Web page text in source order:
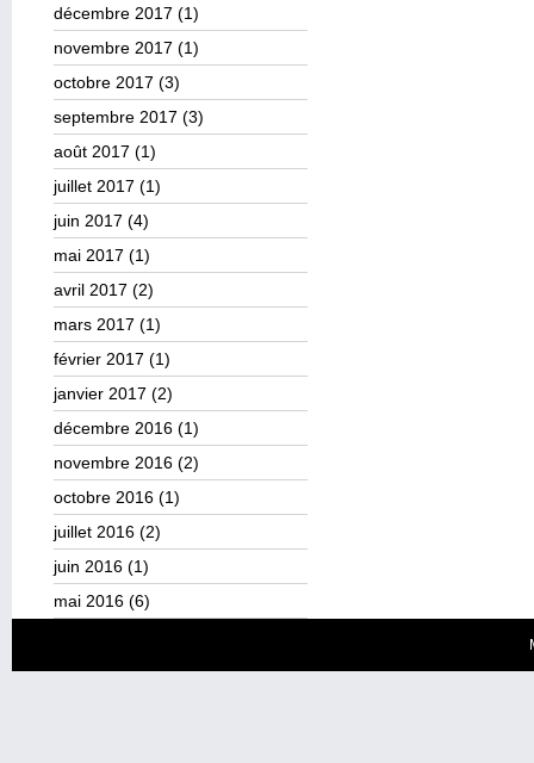
décembre 2017 (1)
novembre 2017 (1)
octobre 2017 (3)
septembre 2017 (3)
août 2017 (1)
juillet 2017 (1)
juin 2017 (4)
mai 2017 (1)
avril 2017 (2)
mars 2017 (1)
février 2017 (1)
janvier 2017 (2)
décembre 2016 (1)
novembre 2016 (2)
octobre 2016 (1)
juillet 2016 (2)
juin 2016 (1)
mai 2016 (6)